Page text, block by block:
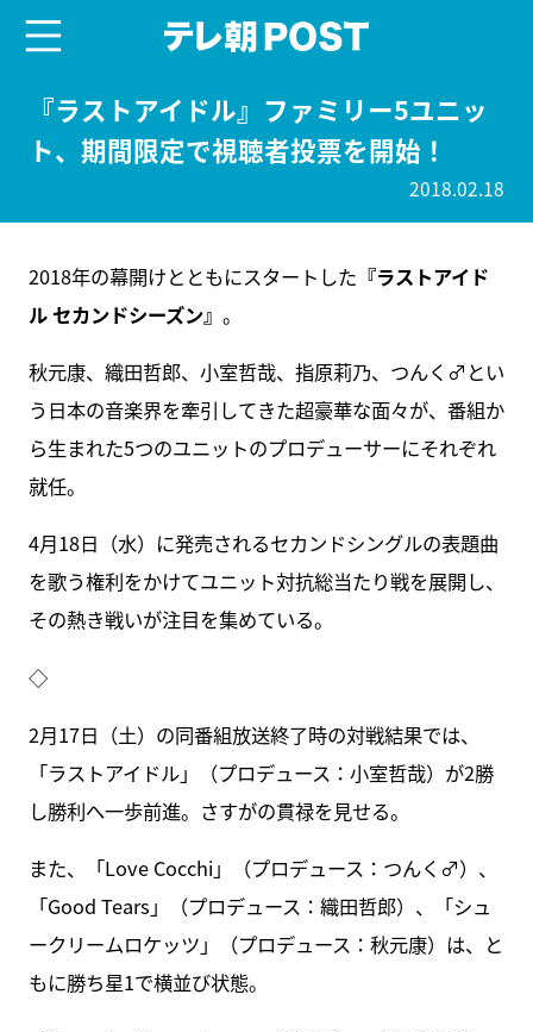
『ラストアイドル』ファミリー5ユニッ
ト、期間限定で視聴者投票を開始！
2018.02.18
2018年の幕開けとともにスタートした 『ラストアイド
ル セカンドシーズン』 。
秋元康、織田哲郎、小室哲哉、指原莉乃、つんく♂とい
う日本の音楽界を牽引してきた超豪華な面々が、番組か
ら生まれた5つのユニットのプロデューサーにそれぞれ
就任。
4月18日（水）に発売されるセカンドシングルの表題曲
を歌う権利をかけてユニット対抗総当たり戦を展開し、
その熱き戦いが注目を集めている。
◇
2月17日（土）の同番組放送終了時の対戦結果では、
「ラストアイドル」（プロデュース：小室哲哉）が2勝
し勝利へ一歩前進。さすがの貫禄を見せる。
また、「Love Cocchi」（プロデュース：つんく♂）、
「Good Tears」（プロデュース：織田哲郎）、「シュ
ークリームロケッツ」（プロデュース：秋元康）は、と
もに勝ち星1で横並び状態。